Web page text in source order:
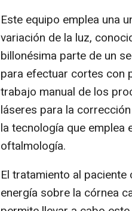
Este equipo emplea una
variación de la luz,
billonésima parte de un
para efectuar cortes con
trabajo manual de los
láseres para la
la tecnología que emplea
oftalmología.
El tratamiento al
energía sobre la córnea